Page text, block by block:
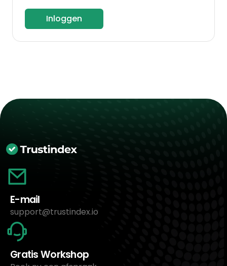
Inloggen
E-mail
support@trustindex.io
Gratis Workshop